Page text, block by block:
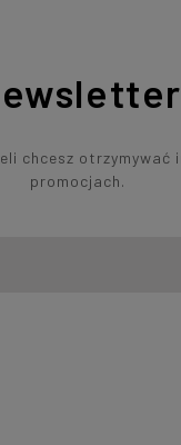
chcesz otrzymywać
promocjach.